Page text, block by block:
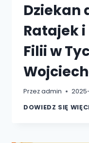
Dziekan
Ratajek
Filii w
Przezadmin
DOWIEDZ SIĘ